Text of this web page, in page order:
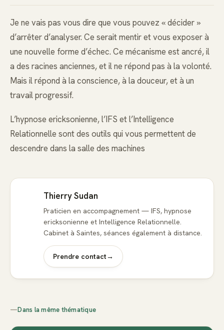
Je ne vais pas vous dire que vous pouvez « décider »
d’arrêter d’analyser. Ce serait mentir et vous exposer à
une nouvelle forme d’échec. Ce mécanisme est ancré, il
a des racines anciennes, et il ne répond pas à la volonté.
Mais il répond à la conscience, à la douceur, et à un
travail progressif.
L’hypnose ericksonienne, l’IFS et l’Intelligence
Relationnelle sont des outils qui vous permettent de
descendre dans la salle des machines
Thierry Sudan
Praticien en accompagnement — IFS, hypnose
ericksonienne et Intelligence Relationnelle.
Cabinet à Saintes, séances également à distance.
Prendre contact→
—Dans la même thématique